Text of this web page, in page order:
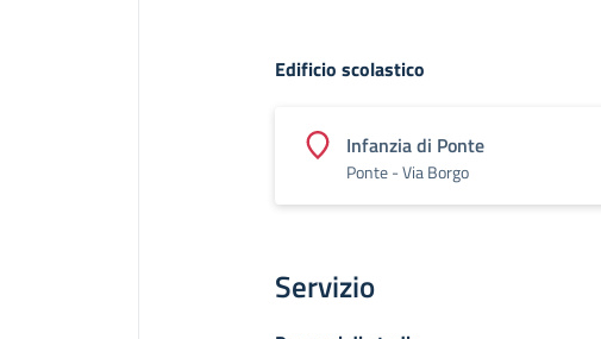
Edificio scolastico
Infanzia di Ponte
Ponte - Via Borgo
Servizio